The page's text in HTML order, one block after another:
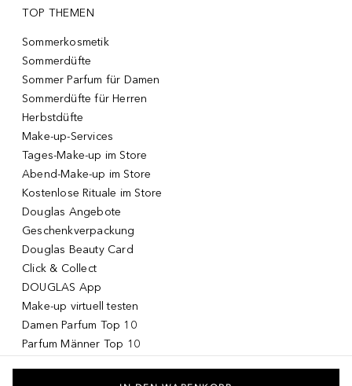
TOP THEMEN
Sommerkosmetik
Sommerdüfte
Sommer Parfum für Damen
Sommerdüfte für Herren
Herbstdüfte
Make-up-Services
Tages-Make-up im Store
Abend-Make-up im Store
Kostenlose Rituale im Store
Douglas Angebote
Geschenkverpackung
Douglas Beauty Card
Click & Collect
DOUGLAS App
Make-up virtuell testen
Damen Parfum Top 10
Parfum Männer Top 10
Koreanische Kosmetik